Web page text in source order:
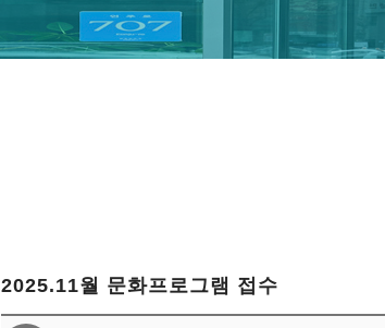
2025.11월 문화프로그램 접수